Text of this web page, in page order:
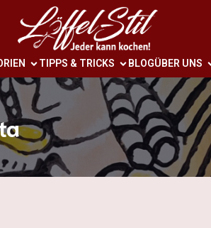
TIPPS & TRICKS BLOGÜBER UNS